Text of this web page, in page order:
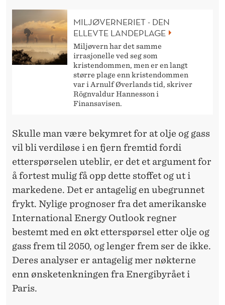
MILJØVERNERIET - DEN
ELLEVTE LANDEPLAGE
Miljøvern har det samme
irrasjonelle ved seg som
kristendommen, men er en langt
større plage enn kristendommen
var i Arnulf Øverlands tid, skriver
Rögnvaldur Hannesson i
Finansavisen.
Skulle man være bekymret for at olje og gass
vil bli verdiløse i en fjern fremtid fordi
etterspørselen uteblir, er det et argument for
å fortest mulig få opp dette stoffet og ut i
markedene. Det er antagelig en ubegrunnet
frykt. Nylige prognoser fra det amerikanske
International Energy Outlook regner
bestemt med en økt etterspørsel etter olje og
gass frem til 2050, og lenger frem ser de ikke.
Deres analyser er antagelig mer nøkterne
enn ønsketenkningen fra Energibyrået i
Paris.